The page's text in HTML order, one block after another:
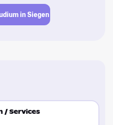
in Siegen
/ Services